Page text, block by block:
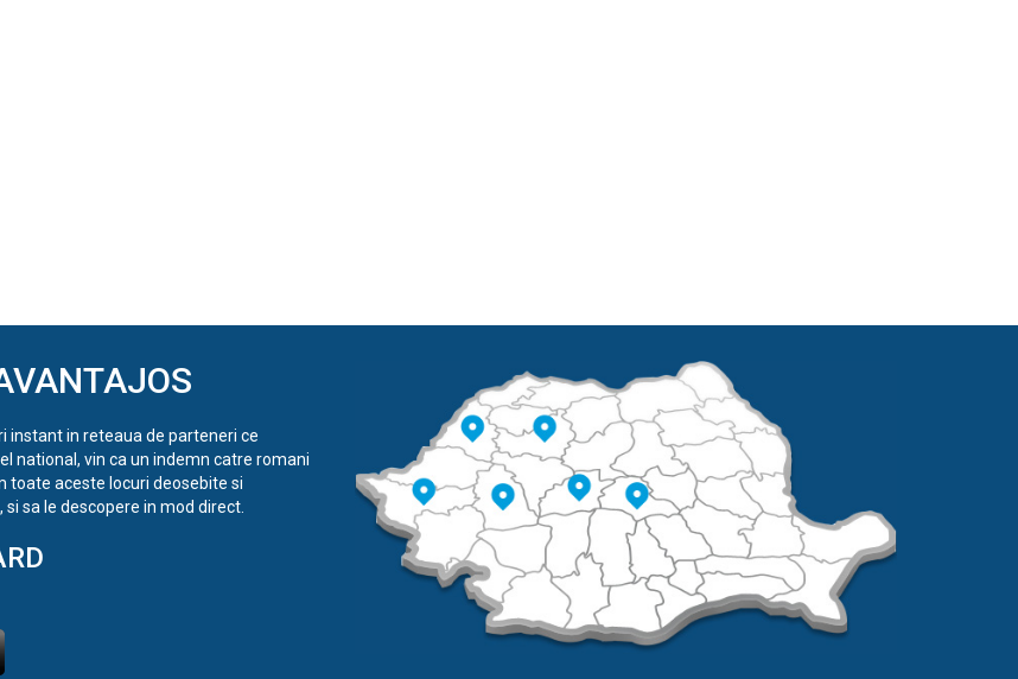
instant in reteaua de parteneri ce
national, vin ca un indemn catre romani
toate aceste locuri deosebite si
sa le descopere in mod direct.